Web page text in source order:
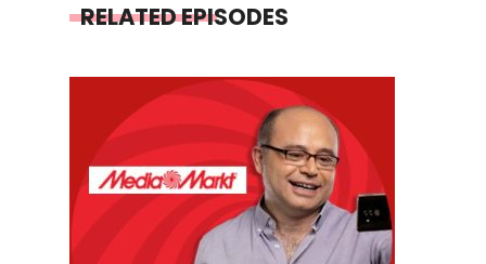
RELATED EPISODES